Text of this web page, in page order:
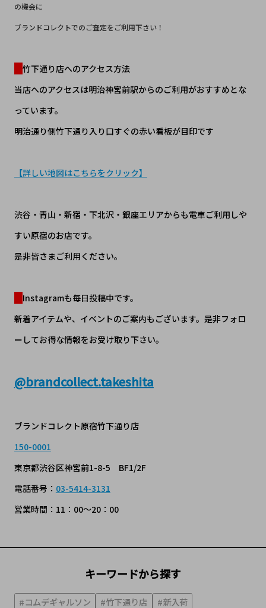
の機会に
ブランドコレクトでのご査定をご利用下さい！
竹下通り店へのアクセス方法
当店へのアクセスは明治神宮前駅からのご利用がおすすめとな
っています。
明治通り側竹下通り入り口すぐの赤い看板が目印です
【詳しい地図はこちらをクリック】
渋谷・青山・新宿・下北沢・銀座エリアからも電車ご利用しや
すい原宿のお店です。
是非皆さまご利用ください。
Instagramも毎日投稿中です。
新着アイテムや、イベントのご案内もございます。是非フォロ
ーしてお得な情報をお受け取り下さい。
@brandcollect.takeshita
ブランドコレクト原宿竹下通り店
150-0001
東京都渋谷区神宮前1-8-5 BF1/2F
電話番号： 03-5414-3131
営業時間：11：00～20：00
キーワードから探す
#コムデギャルソン #竹下通り店 #新入荷